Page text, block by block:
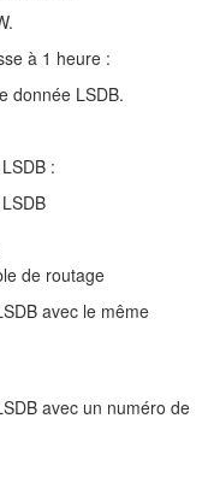
à 1 heure :
donnée LSDB.
:
de routage
avec le même
avec un numéro de